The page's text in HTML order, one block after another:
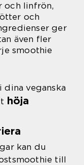
och linfrön,
och
ger
även fler
smoothie
veganska
höja
kan du
till